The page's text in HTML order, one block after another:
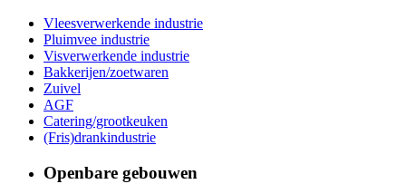
Vleesverwerkende industrie
Pluimvee industrie
Visverwerkende industrie
Bakkerijen/zoetwaren
Zuivel
AGF
Catering/grootkeuken
(Fris)drankindustrie
Openbare gebouwen